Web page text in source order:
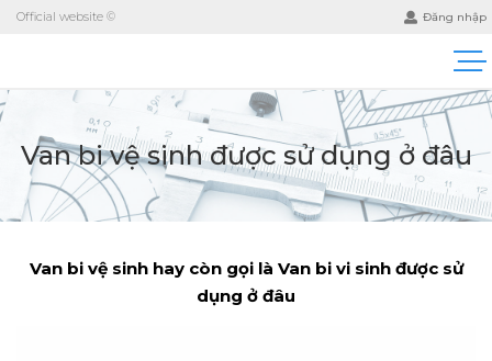
Official website © Đăng nhập
Van bi vệ sinh được sử dụng ở đâu
Van bi vệ sinh hay còn gọi là Van bi vi sinh được sử
dụng ở đâu